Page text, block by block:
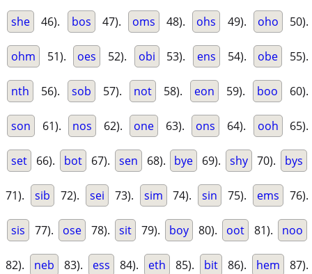
she 46). bos 47). oms 48). ohs 49). oho 50).
ohm 51). oes 52). obi 53). ens 54). obe 55).
nth 56). sob 57). not 58). eon 59). boo 60).
son 61). nos 62). one 63). ons 64). ooh 65).
set 66). bot 67). sen 68). bye 69). shy 70). bys
71). sib 72). sei 73). sim 74). sin 75). ems 76).
sis 77). ose 78). sit 79). boy 80). oot 81). noo
82). neb 83). ess 84). eth 85). bit 86). hem 87).